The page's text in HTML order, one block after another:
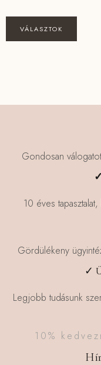
VÁLASZTOK
Gondosan
✓
10 éves
Gördülékeny
✓
Legjobb tudásunk
10%